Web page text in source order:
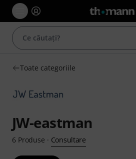
Toate categoriile
JW-eastman
6 Produse · Consultare